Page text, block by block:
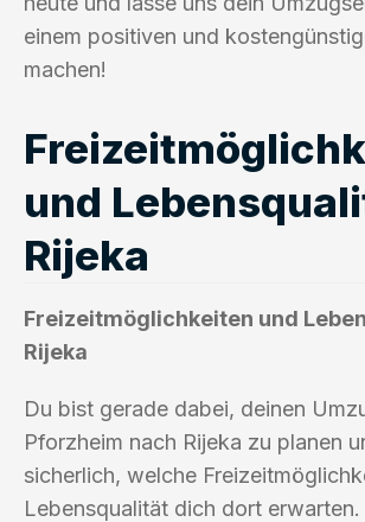
einem positiven und
machen!
und
Rijeka
Freizeitmöglichkeiten und
Rijeka
Du bist gerade dabei, deinen
Pforzheim nach Rijeka zu planen
sicherlich, welche
Lebensqualität dich dort erwarten.